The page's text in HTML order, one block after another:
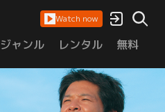
Watch now
ジャンル レンタル 無料